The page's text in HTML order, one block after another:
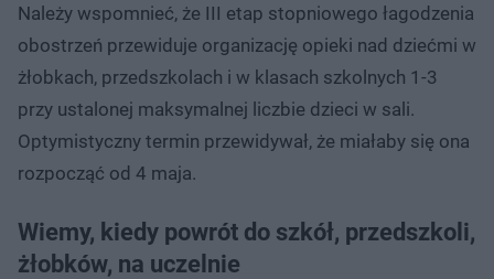
Należy wspomnieć, że III etap stopniowego łagodzenia
obostrzeń przewiduje organizację opieki nad dziećmi w
żłobkach, przedszkolach i w klasach szkolnych 1-3
przy ustalonej maksymalnej liczbie dzieci w sali.
Optymistyczny termin przewidywał, że miałaby się ona
rozpocząć od 4 maja.
Wiemy, kiedy powrót do szkół, przedszkoli,
żłobków, na uczelnie